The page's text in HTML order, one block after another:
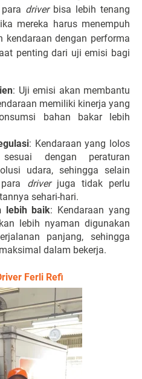
driverbisa lebih tenang
mereka harus menempuh
kendaraan dengan performa
penting dari uji emisi bagi
: Uji emisi akan membantu
memiliki kinerja yang
bahan bakar lebih
: Kendaraan yang lolos
dengan peraturan
udara, sehingga selain
driverjuga tidak perlu
sehari-hari.
lebih baik: Kendaraan yang
lebih nyaman digunakan
panjang, sehingga
dalam bekerja.
Ferli Refi